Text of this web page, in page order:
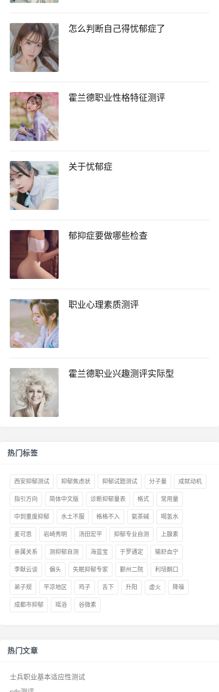
怎么判断自己得忧郁症了
霍兰德职业性格特征测评
关于忧郁症
郁抑症要做哪些检查
职业心理素质测评
霍兰德职业兴趣测评实际型
热门标签
西安抑郁测试 抑郁焦虑状 抑郁试题测试 分子量 成就动机
指引方向 简体中文版 诊断抑郁量表 格式 常用量
中到重度抑郁 水土不服 格格不入 氨茶碱 喝氢水
麦可思 岩崎秀明 汤田宏平 抑郁专业自测 上腺素
亲属关系 测抑郁自测 海蓝宝 于罗通定 输舒血宁
李献云谈 偏头 失眠抑郁专家 鄞州二院 利培酮口
弟子规 平凉地区 鸡子 舌下 升阳 虚火 降噪
成都市抑郁 瑶浴 谷微素
热门文章
士兵职业基本适应性测试